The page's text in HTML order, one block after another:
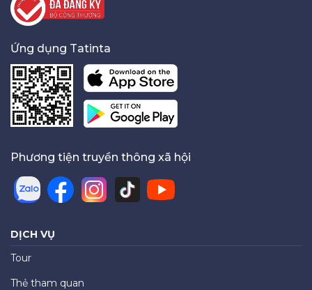
Ứng dụng Tatinta
Phương tiện truyền thông xã hội
DỊCH VỤ
Tour
Thẻ tham quan